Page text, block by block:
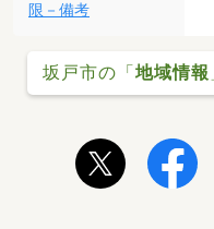
限－備考
坂戸市の「地域情報